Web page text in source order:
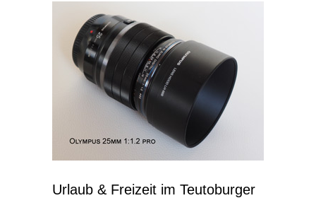
Urlaub & Freizeit im Teutoburger